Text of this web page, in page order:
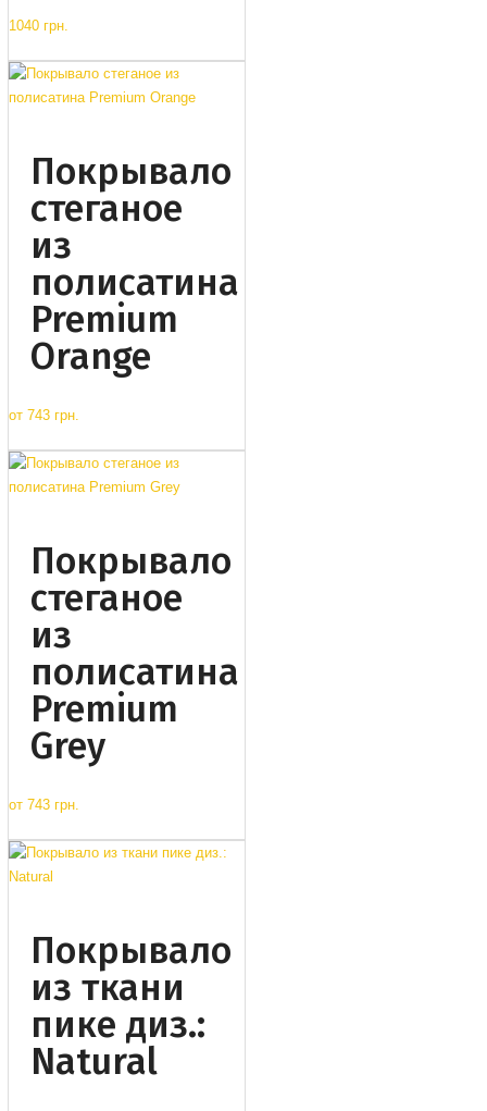
1040 грн.
Покрывало
стеганое
из
полисатина
Premium
Orange
от 743 грн.
Покрывало
стеганое
из
полисатина
Premium
Grey
от 743 грн.
Покрывало
из ткани
пике диз.:
Natural